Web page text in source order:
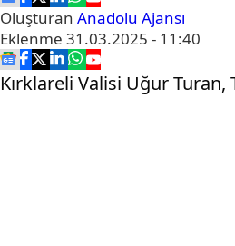
Oluşturan Anadolu Ajansı
Eklenme 31.03.2025 - 11:40
Kırklareli Valisi Uğur